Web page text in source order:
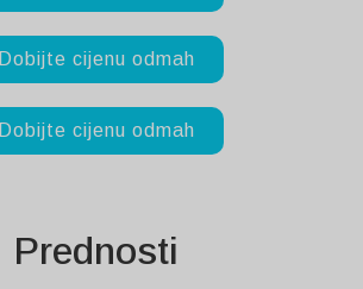
Dobijte cijenu odmah
Dobijte cijenu odmah
Prednosti